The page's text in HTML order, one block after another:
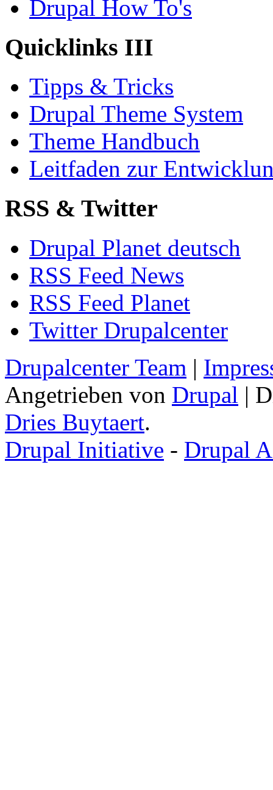
Drupal How To's
Quicklinks III
Tipps & Tricks
Drupal Theme System
Theme Handbuch
Leitfaden zur
RSS & Twitter
Drupal Planet deutsch
RSS Feed News
RSS Feed Planet
Twitter Drupalcenter
Drupalcenter Team |
Angetrieben von Drupal |
Dries Buytaert.
Drupal Initiative - Drupal